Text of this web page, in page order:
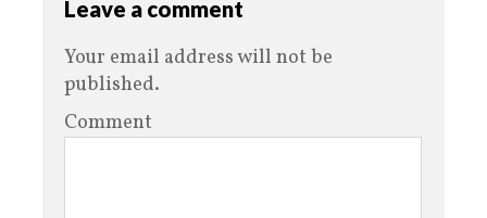
Leave a comment
Your email address will not be
published.
Comment